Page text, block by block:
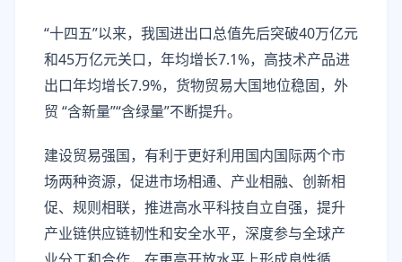
“十四五”以来，我国进出口总值先后突破40万亿元
和45万亿元关口，年均增长7.1%，高技术产品进
出口年均增长7.9%，货物贸易大国地位稳固，外
贸 “含新量”“含绿量”不断提升。
建设贸易强国，有利于更好利用国内国际两个市
场两种资源，促进市场相通、产业相融、创新相
促、规则相联，推进高水平科技自立自强，提升
产业链供应链韧性和安全水平，深度参与全球产